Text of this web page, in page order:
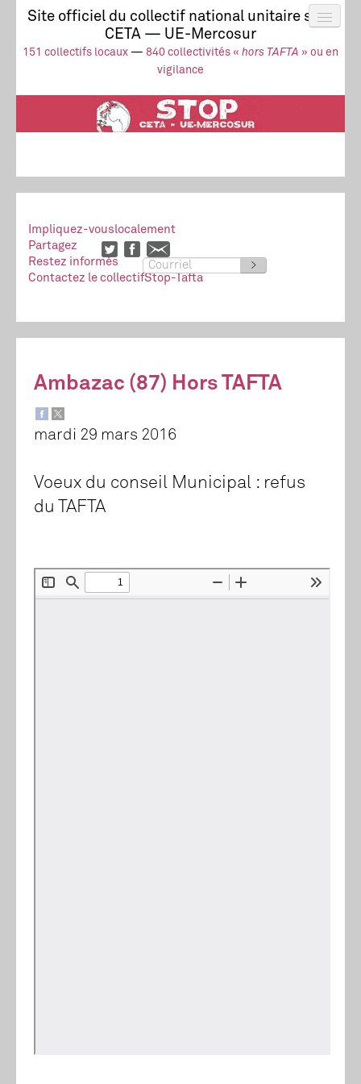
Site officiel du collectif national unitaire stop
CETA — UE-Mercosur
151 collectifs locaux — 840 collectivités « hors TAFTA » ou en
vigilance
Actus
UE-Mercosur
Stop à l’impunité !
TAFTA
CETA
Collectif
Impliquez-vouslocalement
Partagez
Restez informés
>
Contactez le collectifStop-Tafta
Ambazac (87) Hors TAFTA
mardi 29 mars 2016
Voeux du conseil Municipal : refus
du TAFTA